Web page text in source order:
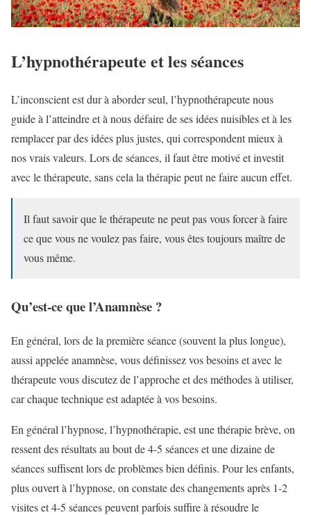
L’hypnothérapeute et les séances
L’inconscient est dur à aborder seul, l’hypnothérapeute nous
guide à l’atteindre et à nous défaire de ses idées nuisibles et à les
remplacer par des idées plus justes, qui correspondent mieux à
nos vrais valeurs. Lors de séances, il faut être motivé et investit
avec le thérapeute, sans cela la thérapie peut ne faire aucun effet.
Il faut savoir que le thérapeute ne peut pas vous forcer à faire
ce que vous ne voulez pas faire, vous êtes toujours maître de
vous même.
Qu’est-ce que l’Anamnèse ?
En général, lors de la première séance (souvent la plus longue),
aussi appelée anamnèse, vous définissez vos besoins et avec le
thérapeute vous discutez de l’approche et des méthodes à utiliser,
car chaque technique est adaptée à vos besoins.
En général l’hypnose, l’hypnothérapie, est une thérapie brève, on
ressent des résultats au bout de 4-5 séances et une dizaine de
séances suffisent lors de problèmes bien définis. Pour les enfants,
plus ouvert à l’hypnose, on constate des changements après 1-2
visites et 4-5 séances peuvent parfois suffire à résoudre le